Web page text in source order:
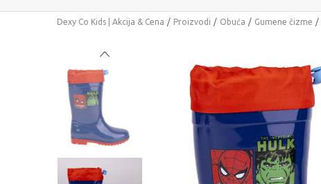
Dexy Co Kids | Akcija & Cena Proizvodi Obuća Gumene čizme